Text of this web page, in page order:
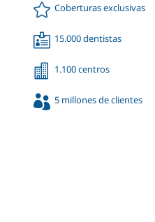
 Coberturas exclusivas
 15.000 dentistas
 1.100 centros
 5 millones de clientes